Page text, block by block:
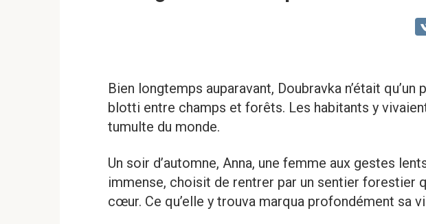
Bien longtemps auparavant, Doubravka n’était
blotti entre champs et forêts. Les habitants y
tumulte du monde.
Un soir d’automne, Anna, une femme aux gestes
immense, choisit de rentrer par un sentier forestier
cœur. Ce qu’elle y trouva marqua profondément sa